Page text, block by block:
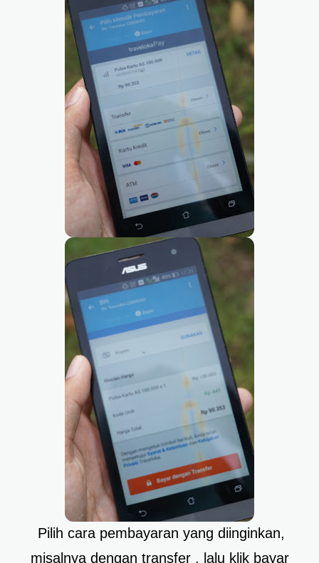
Pilih cara pembayaran yang diinginkan,
misalnya dengan transfer , lalu klik bayar